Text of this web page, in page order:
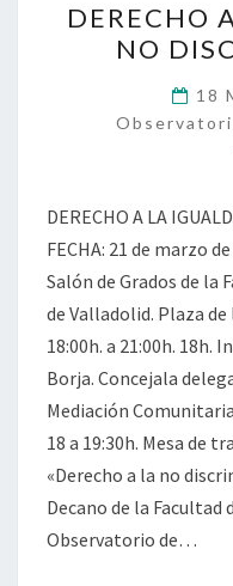
DERECHO
NO
18
DERECHO A LA
FECHA: 21 de marzo
Salón de Grados de la
de Valladolid. Plaza de
18:00h. a 21:00h. 18h.
Borja. Concejala
Mediación
18 a 19:30h. Mesa de
«Derecho a la no
Decano de la Facultad
Observatorio de…